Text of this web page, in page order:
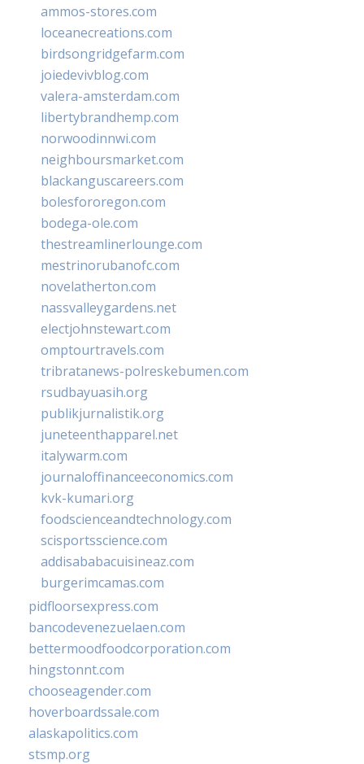
ammos-stores.com
loceanecreations.com
birdsongridgefarm.com
joiedevivblog.com
valera-amsterdam.com
libertybrandhemp.com
norwoodinnwi.com
neighboursmarket.com
blackanguscareers.com
bolesfororegon.com
bodega-ole.com
thestreamlinerlounge.com
mestrinorubanofc.com
novelatherton.com
nassvalleygardens.net
electjohnstewart.com
omptourtravels.com
tribratanews-polreskebumen.com
rsudbayuasih.org
publikjurnalistik.org
juneteenthapparel.net
italywarm.com
journaloffinanceeconomics.com
kvk-kumari.org
foodscienceandtechnology.com
scisportsscience.com
addisababacuisineaz.com
burgerimcamas.com
pidfloorsexpress.com
bancodevenezuelaen.com
bettermoodfoodcorporation.com
hingstonnt.com
chooseagender.com
hoverboardssale.com
alaskapolitics.com
stsmp.org